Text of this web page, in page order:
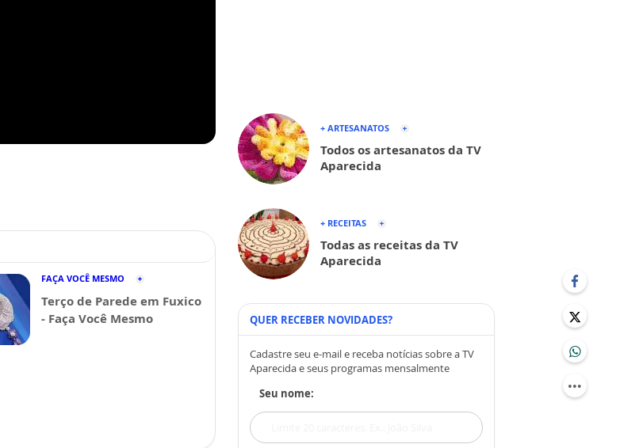
FAÇA VOCÊ MESMO
Terço de Parede em Fuxico
- Faça Você Mesmo
+ ARTESANATOS
Todos os artesanatos da TV
Aparecida
+ RECEITAS
Todas as receitas da TV
Aparecida
QUER RECEBER NOVIDADES?
Cadastre seu e-mail e receba notícias sobre a TV
Aparecida e seus programas mensalmente
Seu nome: